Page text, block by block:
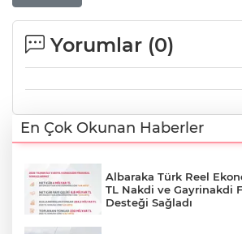
Yorumlar (0)
En Çok Okunan Haberler
Albaraka Türk Reel
TL Nakdi ve Gayrinakdi
Desteği Sağladı